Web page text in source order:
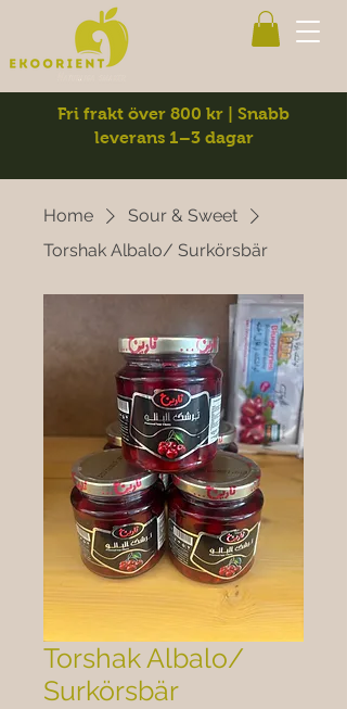
Fri frakt över 800 kr | Snabb
leverans 1–3 dagar
Home
Sour & Sweet
Torshak Albalo/ Surkörsbär
Torshak Albalo/
Surkörsbär